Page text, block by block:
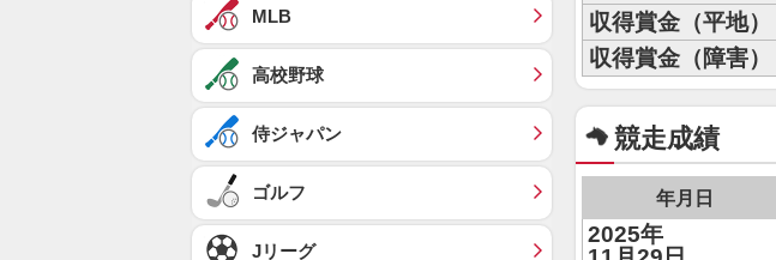
収得賞金（平地）
収得賞金（障害）
競走成績
年月日
2025年
MLB
高校野球
侍ジャパン
ゴルフ
Jリーグ